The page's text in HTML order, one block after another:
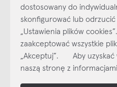
Najlepsze inspiracje i promocje
dzisiaj do naszego cyklicznego
Subskrybuj
dostosowany do
skonfigurować lub odrzucić
„Ustawienia plików
zaakceptować wszystkie
„Akceptuj”. Aby uzyskać
naszą stronę z